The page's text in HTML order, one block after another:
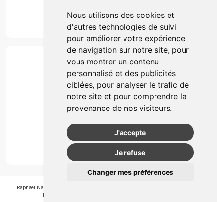
Nous utilisons des cookies et
d'autres technologies de suivi
pour améliorer votre expérience
de navigation sur notre site, pour
vous montrer un contenu
personnalisé et des publicités
ciblées, pour analyser le trafic de
notre site et pour comprendre la
provenance de nos visiteurs.
J'accepte
Je refuse
Changer mes préférences
Suivez-nous
Paiement
Simple, rapide et 100% sécurisé
Retrait & Livriason
Retrait en automate ou Locker
Livraison chez vous
Raphaël Nahon